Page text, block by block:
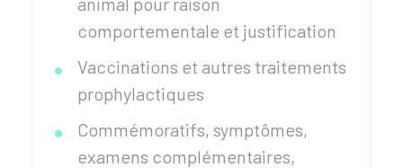
comportementale et justification
Vaccinations et autres traitements
prophylactiques
Commémoratifs, symptômes,
examens complémentaires,